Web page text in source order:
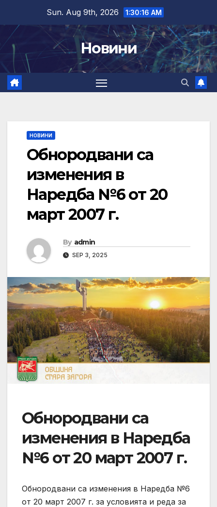
content
Sun. Aug 9th, 2026 1:30:17 AM
Новини
НОВИНИ
Обнородвани са
изменения в
Наредба №6 от 20
март 2007 г.
By admin
SEP 3, 2025
Обнородвани са
изменения в Наредба
№6 от 20 март 2007 г.
Обнородвани са изменения в Наредба №6
от 20 март 2007 г. за условията и реда за